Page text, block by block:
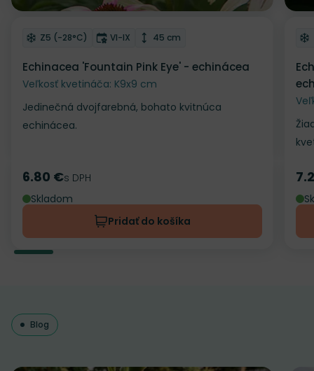
Odober do zoznamu želaní
Mrazuvzdornosť
Z5 (-28°C) Doba kvitnutia
VI-IX Výška rastliny
45 cm
Echinacea 'Fountain Pink Eye' - echinácea
Veľkosť kvetináča: K9x9 cm
Jedinečná dvojfarebná, bohato kvitnúca
echinácea.
Cena
6.80 €s DPH
Skladom
Pridať do košíka
Blog